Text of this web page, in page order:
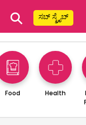
⚲ ಸಬ್ ಸ್ಕ್ರೈಬ್
Food Health